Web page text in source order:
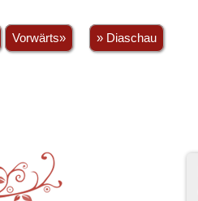
Vorwärts» » Diaschau